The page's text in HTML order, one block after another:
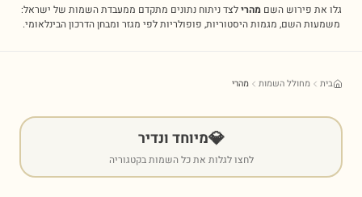
גלו את פירוש השםמהרילצד ניתוח נתונים מתקדם ממעבדת השמות של ישראל:
משמעות השם, מגמות היסטוריות, פופולריות לפי מגזר ומבחן הדרכון הבינלאומי.
בית מחולל השמות מהרי
💎מיוחד ונדיר
לחצו לגלות את כל השמות בקטגוריה